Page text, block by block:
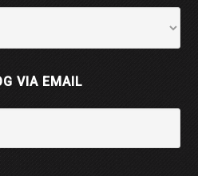
VIA EMAIL